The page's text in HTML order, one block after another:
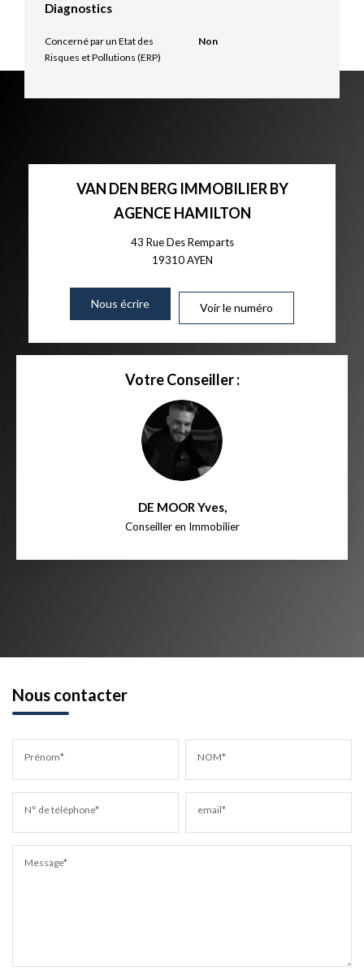
Diagnostics
Concerné par un Etat des
Risques et Pollutions (ERP)
Non
VAN DEN BERG IMMOBILIER BY
AGENCE HAMILTON
43 Rue Des Remparts
19310AYEN
Nous écrire Voir le numéro
Votre Conseiller :
DE MOOR Yves,
Conseiller en Immobilier
Nous contacter
Prénom* NOM*
N° de téléphone* email*
Message*